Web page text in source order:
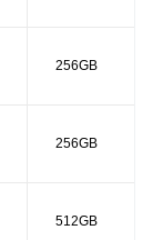
256GB
256GB
512GB